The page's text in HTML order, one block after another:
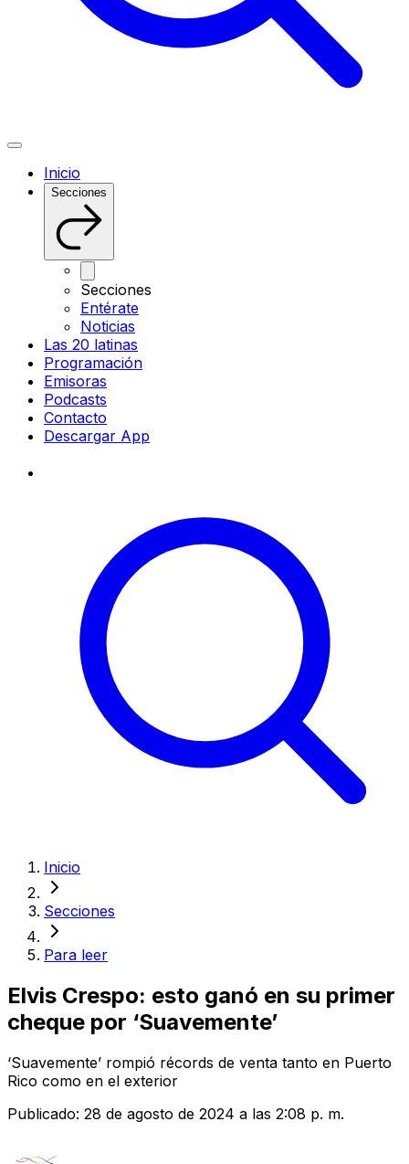
Inicio
Secciones
Secciones
Entérate
Noticias
Las 20 latinas
Programación
Emisoras
Podcasts
Contacto
Descargar App
Inicio
Secciones
Para leer
Elvis Crespo: esto ganó en su primer
cheque por ‘Suavemente’
‘Suavemente’ rompió récords de venta tanto en Puerto
Rico como en el exterior
Publicado: 28 de agosto de 2024 a las 2:08 p. m.